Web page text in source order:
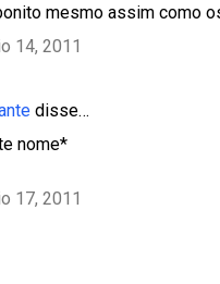
mesmo assim como
14, 2011
disse…
nome*
17, 2011